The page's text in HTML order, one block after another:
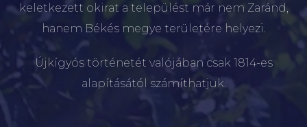
keletkezett okirat a települést már nem Zaránd,
hanem Békés megye területére helyezi.
Újkígyós történetét valójában csak 1814-es
alapításától számíthatjuk.